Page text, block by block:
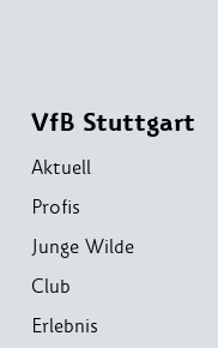
VfB Stuttgart
Aktuell
Profis
Junge Wilde
Club
Erlebnis